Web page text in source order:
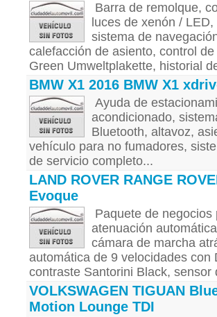
Barra de remolque,
luces de xenón /
sistema de
calefacción de asiento, control
Green Umweltplakette, historial
BMW X1 2016 BMW X1
Ayuda de
acondicionado,
Bluetooth, altavoz,
vehículo para no fumadores,
de servicio completo...
LAND ROVER RANGE
Evoque
Paquete de
atenuación
cámara de marcha
automática de 9 velocidades
contraste Santorini Black, sensor
VOLKSWAGEN TIGUAN
Motion Lounge TDI